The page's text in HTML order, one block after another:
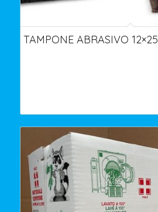
TAMPONE ABRASIVO 12×25